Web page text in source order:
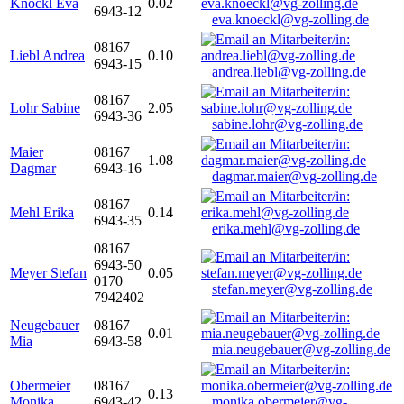
Knöckl Eva
6943-12
0.02
eva.knoeckl@vg-zolling.de
Liebl Andrea
08167
6943-15
0.10
andrea.liebl@vg-zolling.de
Lohr Sabine
08167
6943-36
2.05
sabine.lohr@vg-zolling.de
Maier
Dagmar
08167
6943-16
1.08
dagmar.maier@vg-zolling.de
Mehl Erika
08167
6943-35
0.14
erika.mehl@vg-zolling.de
Meyer Stefan
08167
6943-50
0170
7942402
0.05
stefan.meyer@vg-zolling.de
Neugebauer
Mia
08167
6943-58
0.01
mia.neugebauer@vg-zolling.de
Obermeier
08167
0.13